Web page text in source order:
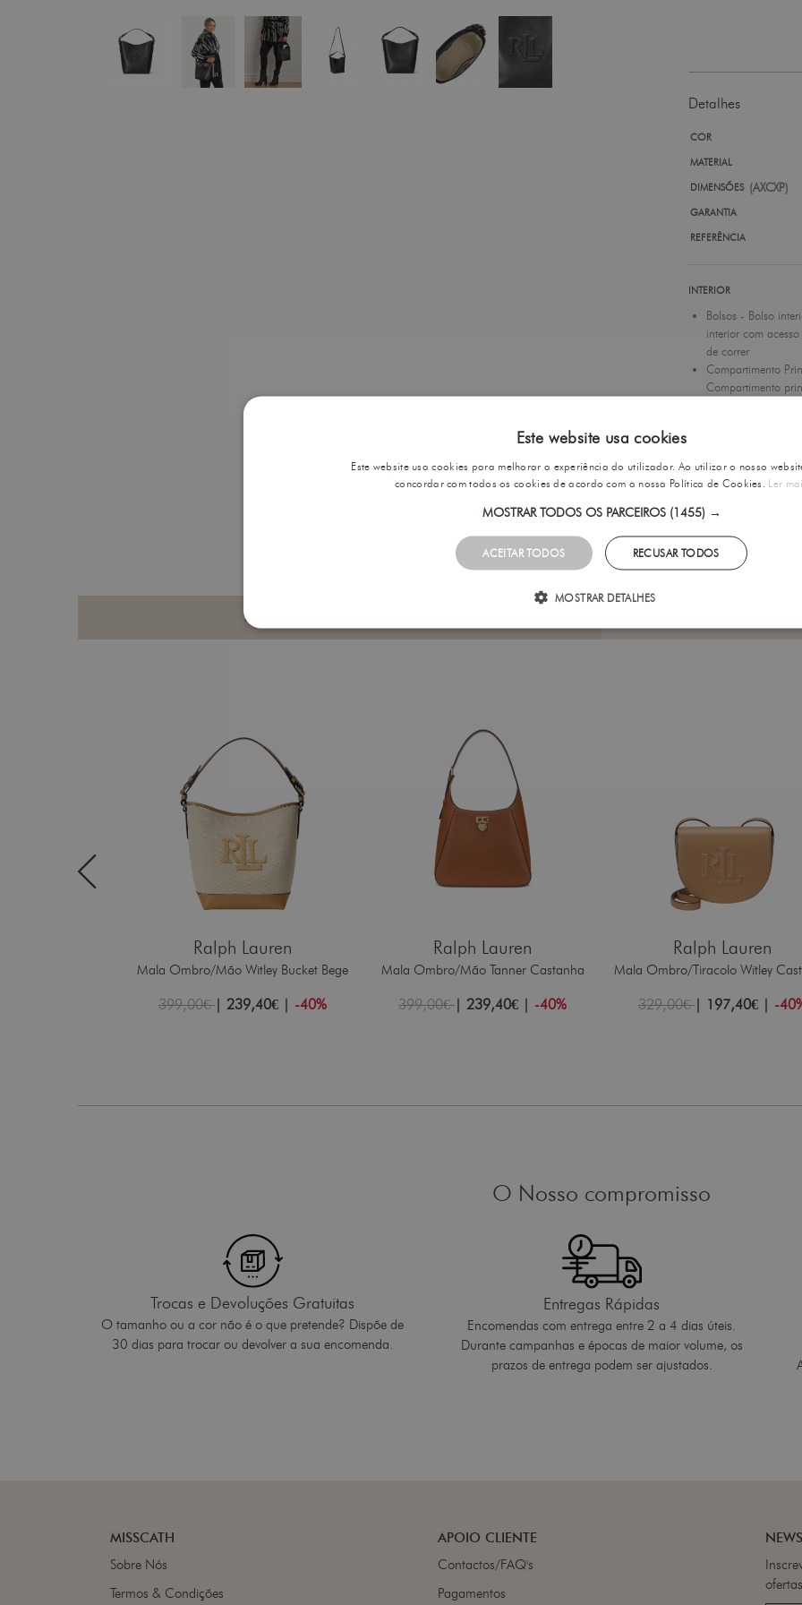
Detalhes
COR
MATERIAL
DIMENSÕES (AXCXP)
GARANTIA
REFERÊNCIA
INTERIOR
Bolsos - Bolso
interior com
de correr
Compartimento
Compartimento
Cuidados a Ter
Envios e
PRODUTOS QUE PODERÁ GOSTAR
Ralph Lauren
Mala Ombro/Mão Witley Bucket Bege
399,00€| 239,40€ | -40%
Ralph Lauren
Mala Ombro/Mão Tanner Castanha
399,00€| 239,40€ | -40%
Ralph Lauren
Mala Ombro/Tiracolo Witley
329,00€| 197,40€ | -
O Nosso compromisso
Trocas e Devoluções Gratuitas
O tamanho ou a cor não é o que pretende? Dispõe de
30 dias para trocar ou devolver a sua encomenda.
Entregas Rápidas
Encomendas com entrega entre 2 a 4 dias úteis.
Durante campanhas e épocas de maior volume, os
prazos de entrega podem ser ajustados.
MISSCATH
Sobre Nós
Termos & Condições
APOIO CLIENTE
Contactos/FAQ's
Pagamentos
Este website usa cookies
Este website usa cookies para melhorar a experiência do utilizador. Ao utilizar o nosso
concordar com todos os cookies de acordo com a nossa Política de Cookies. Ler
MOSTRAR TODOS OS PARCEIROS (1455) →
ACEITAR TODOS RECUSAR TODOS
MOSTRAR DETALHES